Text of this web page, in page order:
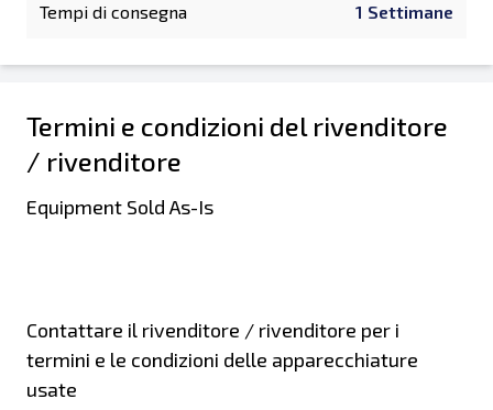
Tempi di consegna 1 Settimane
Termini e condizioni del rivenditore
/ rivenditore
Equipment Sold As-Is
Contattare il rivenditore / rivenditore per i
termini e le condizioni delle apparecchiature
usate